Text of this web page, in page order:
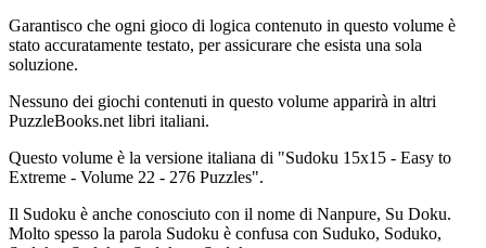
Garantisco che ogni gioco di logica contenuto in questo volume è
stato accuratamente testato, per assicurare che esista una sola
soluzione.
Nessuno dei giochi contenuti in questo volume apparirà in altri
PuzzleBooks.net libri italiani.
Questo volume è la versione italiana di "Sudoku 15x15 - Easy to
Extreme - Volume 22 - 276 Puzzles".
Il Sudoku è anche conosciuto con il nome di Nanpure, Su Doku.
Molto spesso la parola Sudoku è confusa con Suduko, Soduko,